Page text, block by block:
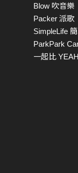
Blow 吹音樂
Packer 派歌
SimpleLife
ParkPark
一起比